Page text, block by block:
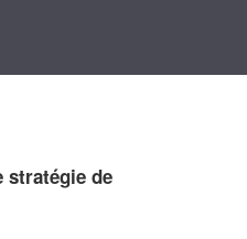
stratégie de